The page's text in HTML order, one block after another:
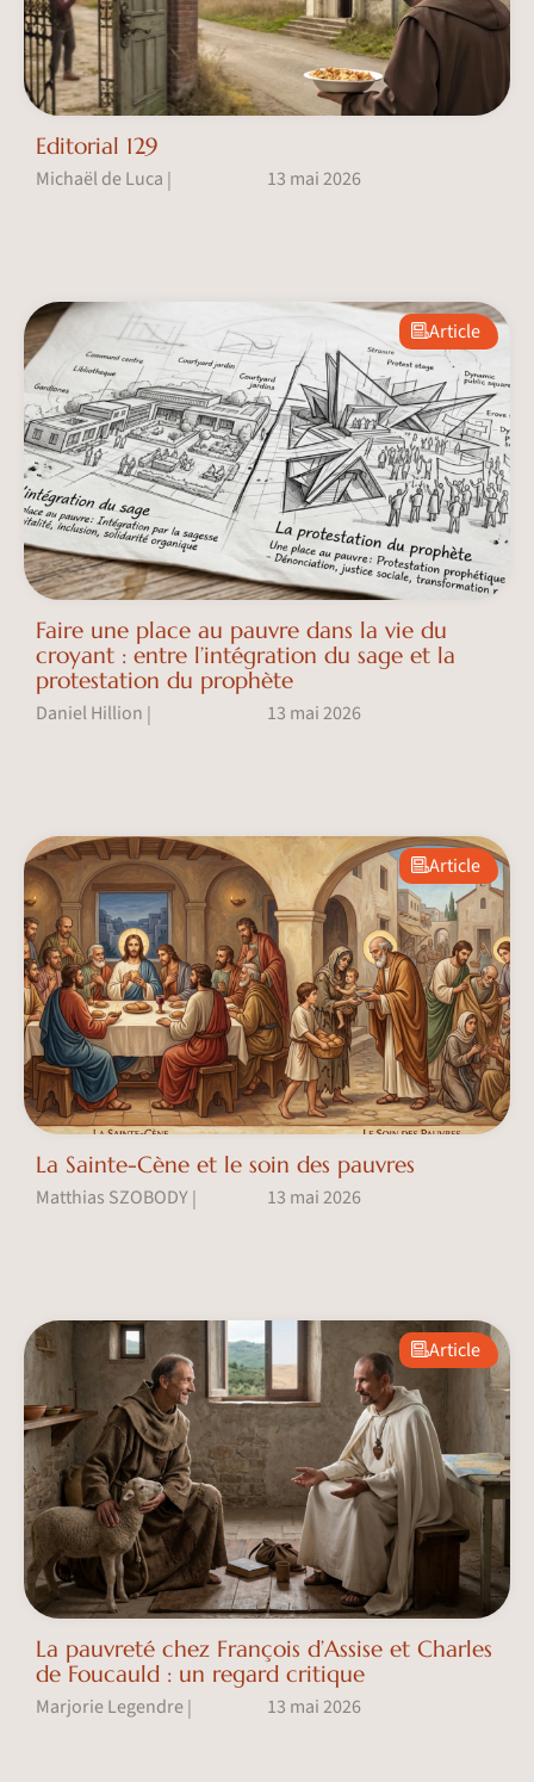
Editorial 129
Michaël de Luca | 13 mai 2026
Article
Faire une place au pauvre dans la vie du
croyant : entre l’intégration du sage et la
protestation du prophète
Daniel Hillion | 13 mai 2026
Article
La Sainte-Cène et le soin des pauvres
Matthias SZOBODY| 13 mai 2026
Article
La pauvreté chez François d’Assise et Charles
de Foucauld : un regard critique
Marjorie Legendre| 13 mai 2026